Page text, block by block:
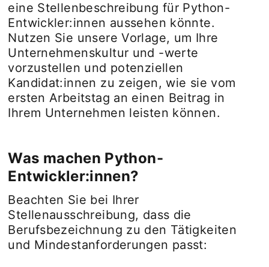
eine Stellenbeschreibung für Python-
Entwickler:innen aussehen könnte.
Nutzen Sie unsere Vorlage, um Ihre
Unternehmenskultur und -werte
vorzustellen und potenziellen
Kandidat:innen zu zeigen, wie sie vom
ersten Arbeitstag an einen Beitrag in
Ihrem Unternehmen leisten können.
Was machen Python-
Entwickler:innen?
Beachten Sie bei Ihrer
Stellenausschreibung, dass die
Berufsbezeichnung zu den Tätigkeiten
und Mindestanforderungen passt: